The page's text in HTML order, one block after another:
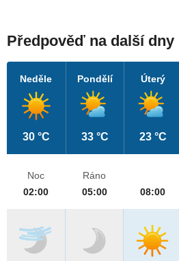
Předpověď na další dny
Neděle
30 °C
Pondělí
33 °C
Úterý
23 °C
Noc
02:00
Ráno
05:00
08:00